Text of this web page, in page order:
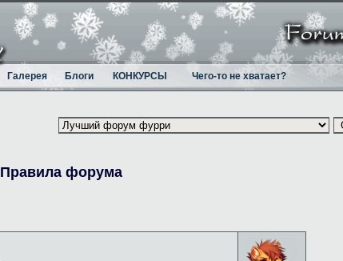
Галерея Блоги КОНКУРСЫ Чего-то не хватает?
Правила форума